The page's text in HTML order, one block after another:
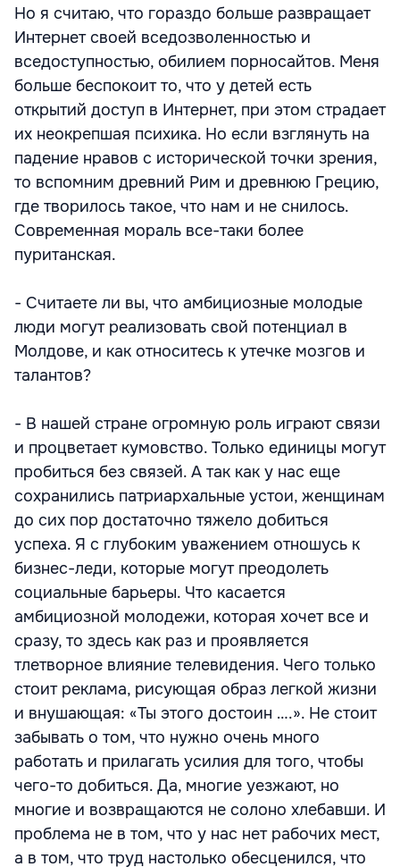
Но я считаю, что гораздо больше развращает
Интернет своей вседозволенностью и
вседоступностью, обилием порносайтов. Меня
больше беспокоит то, что у детей есть
открытий доступ в Интернет, при этом страдает
их неокрепшая психика. Но если взглянуть на
падение нравов с исторической точки зрения,
то вспомним древний Рим и древнюю Грецию,
где творилось такое, что нам и не снилось.
Современная мораль все-таки более
пуританская.
- Считаете ли вы, что амбициозные молодые
люди могут реализовать свой потенциал в
Молдове, и как относитесь к утечке мозгов и
талантов?
- В нашей стране огромную роль играют связи
и процветает кумовство. Только единицы могут
пробиться без связей. А так как у нас еще
сохранились патриархальные устои, женщинам
до сих пор достаточно тяжело добиться
успеха. Я с глубоким уважением отношусь к
бизнес-леди, которые могут преодолеть
социальные барьеры. Что касается
амбициозной молодежи, которая хочет все и
сразу, то здесь как раз и проявляется
тлетворное влияние телевидения. Чего только
стоит реклама, рисующая образ легкой жизни
и внушающая: «Ты этого достоин ….». Не стоит
забывать о том, что нужно очень много
работать и прилагать усилия для того, чтобы
чего-то добиться. Да, многие уезжают, но
многие и возвращаются не солоно хлебавши. И
проблема не в том, что у нас нет рабочих мест,
а в том, что труд настолько обесценился, что